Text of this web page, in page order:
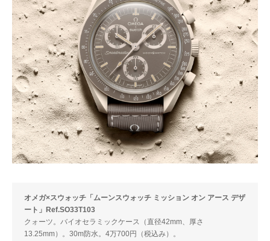
オメガ×スウォッチ「ムーンスウォッチ ミッション オン アース デザ
ート」Ref.SO33T103
クォーツ。バイオセラミックケース（直径42mm、厚さ
13.25mm）。30m防水。4万700円（税込み）。